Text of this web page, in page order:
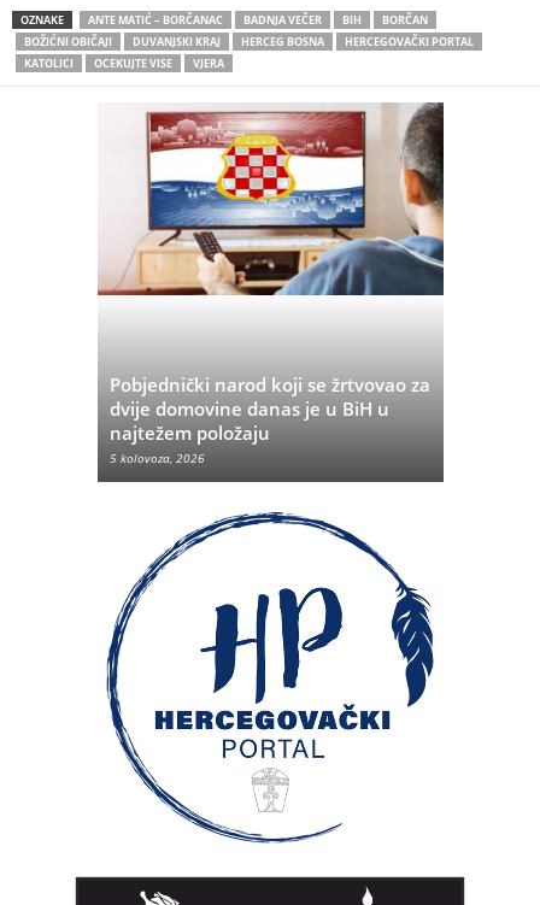
OZNAKE ANTE MATIĆ – BORČANAC BADNJA VEČER BIH
BORČAN
BOŽIĆNI OBIČAJI
DUVANJSKI KRAJ HERCEG BOSNA
HERCEGOVAČKI PORTAL
KATOLICI
OCEKUJTE VISE VJERA
Pobjednički narod koji se žrtvovao za
dvije domovine danas je u BiH u
najtežem položaju
5 kolovoza, 2026